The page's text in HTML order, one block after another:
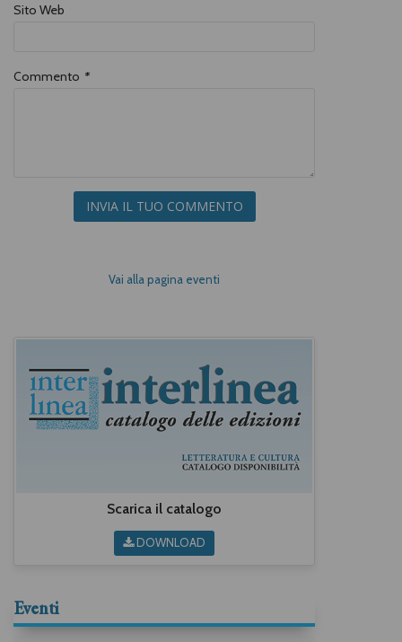
Sito Web
Commento *
INVIA IL TUO COMMENTO
Vai alla pagina eventi
Scarica il catalogo
DOWNLOAD
Eventi